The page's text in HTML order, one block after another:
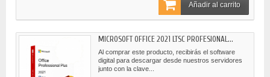
Añadir al carrito
MICROSOFT OFFICE 2021 LTSC PROFESIONAL...
Al comprar este producto, recibirás el software
digital para descargar desde nuestros servidores
junto con la clave...